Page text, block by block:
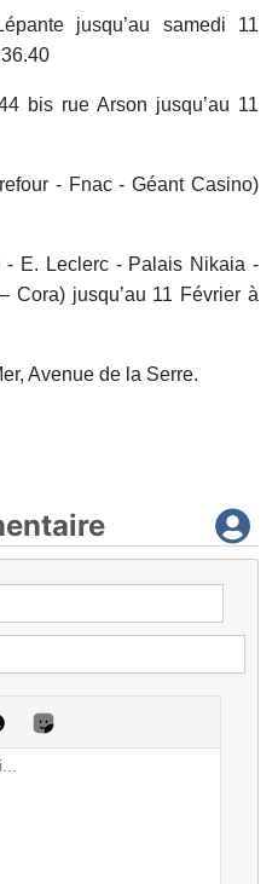
jusqu’au samedi 11
bis rue Arson jusqu’au 11
- Fnac - Géant Casino)
- E. Leclerc - Palais Nikaia -
Cora) jusqu’au 11 Février à
Avenue de la Serre.